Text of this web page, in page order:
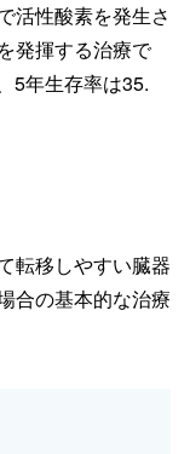
活性酸素を発生さ
発揮する治療で
5年生存率は35.
転移しやすい臓器
合の基本的な治療